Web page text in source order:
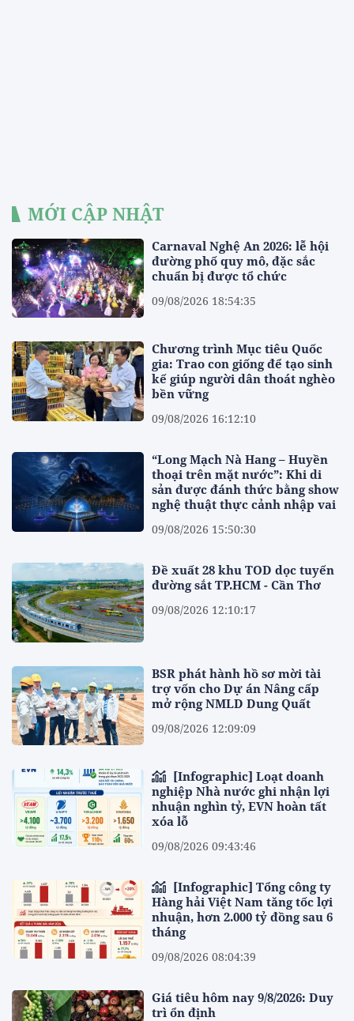
MỚI CẬP NHẬT
Carnaval Nghệ An 2026: lễ hội
đường phố quy mô, đặc sắc
chuẩn bị được tổ chức
09/08/2026 18:54:35
Chương trình Mục tiêu Quốc
gia: Trao con giống để tạo sinh
kế giúp người dân thoát nghèo
bền vững
09/08/2026 16:12:10
“Long Mạch Nà Hang – Huyền
thoại trên mặt nước”: Khi di
sản được đánh thức bằng show
nghệ thuật thực cảnh nhập vai
09/08/2026 15:50:30
Đề xuất 28 khu TOD dọc tuyến
đường sắt TP.HCM - Cần Thơ
09/08/2026 12:10:17
BSR phát hành hồ sơ mời tài
trợ vốn cho Dự án Nâng cấp
mở rộng NMLD Dung Quất
09/08/2026 12:09:09
nghiệp Nhà nước ghi nhận lợi
nhuận nghìn tỷ, EVN hoàn tất
xóa lỗ
09/08/2026 09:43:46
Hàng hải Việt Nam tăng tốc lợi
nhuận, hơn 2.000 tỷ đồng sau 6
tháng
09/08/2026 08:04:39
Giá tiêu hôm nay 9/8/2026: Duy
trì ổn định